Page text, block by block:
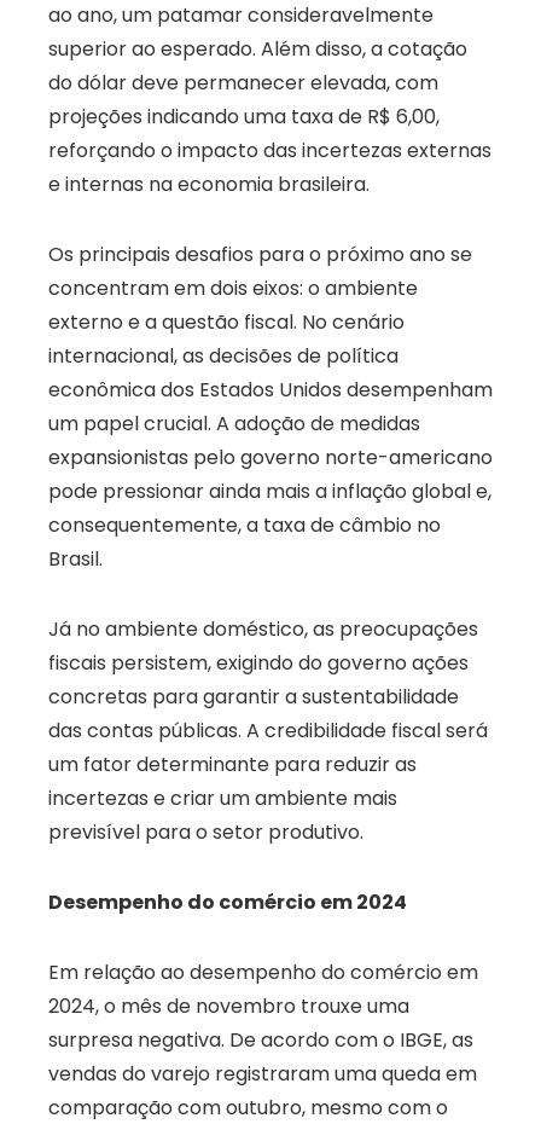
ao ano, um patamar consideravelmente
superior ao esperado. Além disso, a cotação
do dólar deve permanecer elevada, com
projeções indicando uma taxa de R$ 6,00,
reforçando o impacto das incertezas externas
e internas na economia brasileira.
Os principais desafios para o próximo ano se
concentram em dois eixos: o ambiente
externo e a questão fiscal. No cenário
internacional, as decisões de política
econômica dos Estados Unidos desempenham
um papel crucial. A adoção de medidas
expansionistas pelo governo norte-americano
pode pressionar ainda mais a inflação global e,
consequentemente, a taxa de câmbio no
Brasil.
Já no ambiente doméstico, as preocupações
fiscais persistem, exigindo do governo ações
concretas para garantir a sustentabilidade
das contas públicas. A credibilidade fiscal será
um fator determinante para reduzir as
incertezas e criar um ambiente mais
previsível para o setor produtivo.
Desempenho do comércio em 2024
Em relação ao desempenho do comércio em
2024, o mês de novembro trouxe uma
surpresa negativa. De acordo com o IBGE, as
vendas do varejo registraram uma queda em
comparação com outubro, mesmo com o